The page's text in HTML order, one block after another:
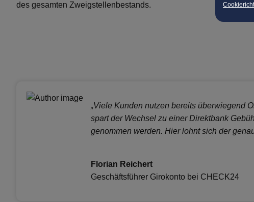
des gesamten Zweigstellenbestands.
„Viele Kunden nutzen bereits überwiegend
spart der Wechsel zu einer Direktbank
genommen werden. Hier lohnt sich der
Florian Reichert
Geschäftsführer Girokonto bei CHECK24